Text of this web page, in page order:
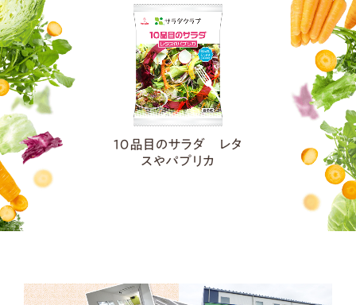
１０品目のサラダ レタ
スやパプリカ